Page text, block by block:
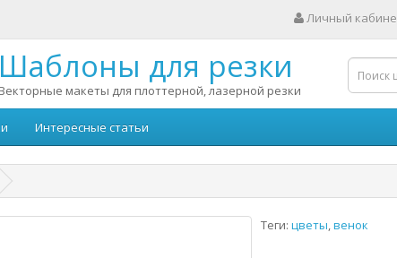
Личный
Шаблоны для резки
Векторные макеты для плоттерной, лазерной резки
Интересные статьи
Теги: цветы,венок